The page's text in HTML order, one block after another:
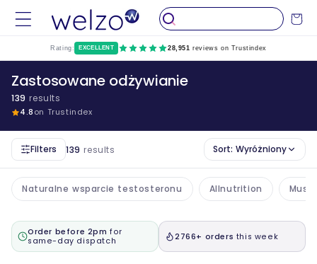
do
Wózek
Rating: EXCELLENT 28,951 reviews on Trustindex
Zastosowane odżywianie
139 results
4.8on Trustindex
Filters 139 results Sort: Wyróżniony
Naturalne wsparcie testosteronu Allnutrition
Order before 2pm for
same-day dispatch
2766+ orders this week